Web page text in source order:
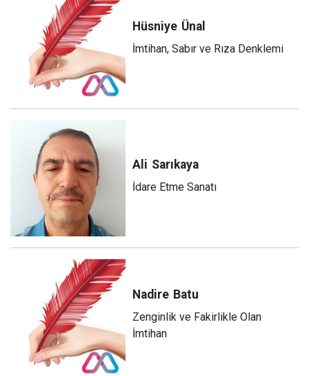
Hüsniye Ünal
İmtihan, Sabır ve Rıza Denklemi
Ali Sarıkaya
İdare Etme Sanatı
Nadire Batu
Zenginlik ve Fakirlikle Olan
İmtihan